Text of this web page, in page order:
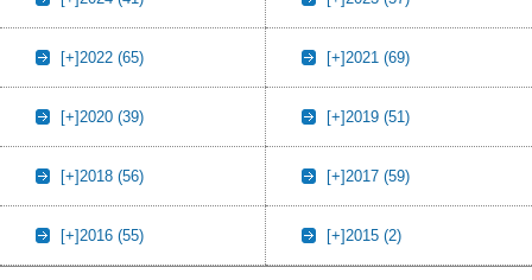
[+]2022 (65) [+]2021 (69)
[+]2020 (39) [+]2019 (51)
[+]2018 (56) [+]2017 (59)
[+]2016 (55) [+]2015 (2)